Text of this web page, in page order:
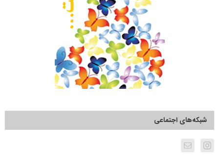
شبکه‌های اجتماعی